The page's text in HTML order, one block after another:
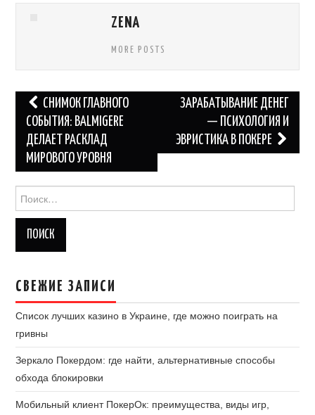
ZENA
MORE POSTS
Навигация
по
записям
СНИМОК ГЛАВНОГО
СОБЫТИЯ: BALMIGERE
ДЕЛАЕТ РАСКЛАД
МИРОВОГО УРОВНЯ
ЗАРАБАТЫВАНИЕ ДЕНЕГ
— ПСИХОЛОГИЯ И
ЭВРИСТИКА В ПОКЕРЕ
СВЕЖИЕ ЗАПИСИ
Список лучших казино в Украине, где можно поиграть на
гривны
Зеркало Покердом: где найти, альтернативные способы
обхода блокировки
Мобильный клиент ПокерОк: преимущества, виды игр,